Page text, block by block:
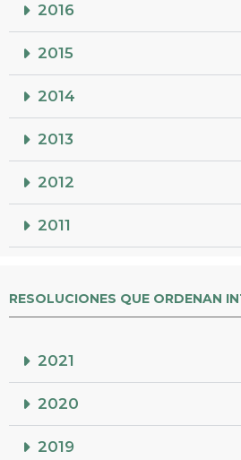
2016
2015
2014
2013
2012
2011
RESOLUCIONES QUE ORDENAN
2021
2020
2019